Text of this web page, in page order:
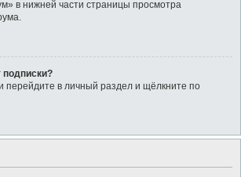
в нижней части страницы просмотра
подписки?
перейдите в личный раздел и щёлкните по